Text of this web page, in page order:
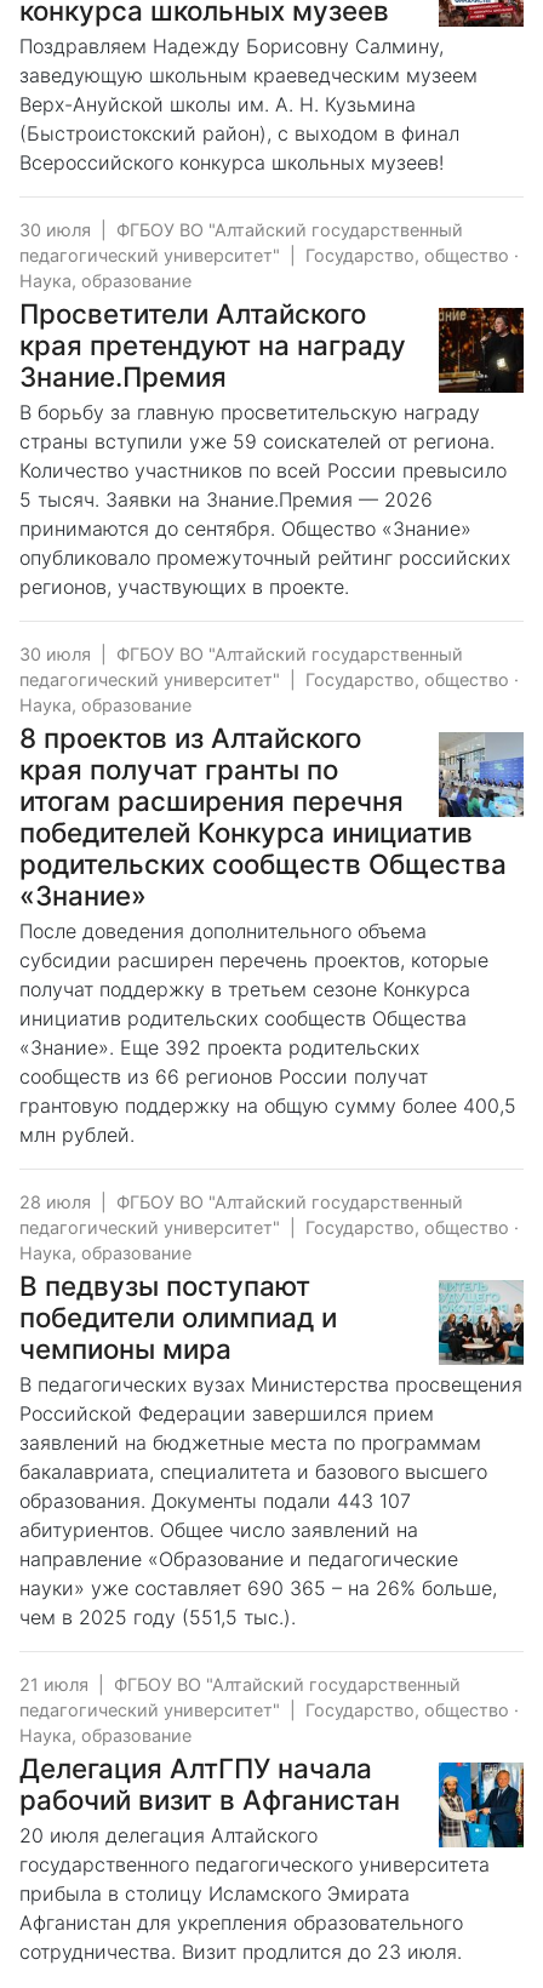
конкурса школьных музеев
Поздравляем Надежду Борисовну Салмину,
заведующую школьным краеведческим музеем
Верх-Ануйской школы им. А. Н. Кузьмина
(Быстроистокский район), с выходом в финал
Всероссийского конкурса школьных музеев!
30 июля
ФГБОУ ВО "Алтайский государственный
педагогический университет"
Государство, общество ·
Наука, образование
Просветители Алтайского
края претендуют на награду
Знание.Премия
В борьбу за главную просветительскую награду
страны вступили уже 59 соискателей от региона.
Количество участников по всей России превысило
5 тысяч. Заявки на Знание.Премия — 2026
принимаются до сентября. Общество «Знание»
опубликовало промежуточный рейтинг российских
регионов, участвующих в проекте.
30 июля
ФГБОУ ВО "Алтайский государственный
педагогический университет"
Государство, общество ·
Наука, образование
8 проектов из Алтайского
края получат гранты по
итогам расширения перечня
победителей Конкурса инициатив
родительских сообществ Общества
«Знание»
После доведения дополнительного объема
субсидии расширен перечень проектов, которые
получат поддержку в третьем сезоне Конкурса
инициатив родительских сообществ Общества
«Знание». Еще 392 проекта родительских
сообществ из 66 регионов России получат
грантовую поддержку на общую сумму более 400,5
млн рублей.
28 июля
ФГБОУ ВО "Алтайский государственный
педагогический университет"
Государство, общество ·
Наука, образование
В педвузы поступают
победители олимпиад и
чемпионы мира
В педагогических вузах Министерства просвещения
Российской Федерации завершился прием
заявлений на бюджетные места по программам
бакалавриата, специалитета и базового высшего
образования. Документы подали 443 107
абитуриентов. Общее число заявлений на
направление «Образование и педагогические
науки» уже составляет 690 365 – на 26% больше,
чем в 2025 году (551,5 тыс.).
21 июля
ФГБОУ ВО "Алтайский государственный
педагогический университет"
Государство, общество ·
Наука, образование
️Делегация АлтГПУ начала
рабочий визит в Афганистан
20 июля делегация Алтайского
государственного педагогического университета
прибыла в столицу Исламского Эмирата
Афганистан для укрепления образовательного
сотрудничества. Визит продлится до 23 июля.